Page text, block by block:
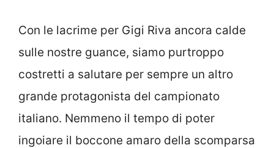
Con le lacrime per Gigi Riva ancora calde
sulle nostre guance, siamo purtroppo
costretti a salutare per sempre un altro
grande protagonista del campionato
italiano. Nemmeno il tempo di poter
ingoiare il boccone amaro della scomparsa